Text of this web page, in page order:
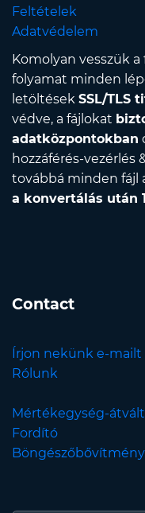
Feltételek
Adatvédelem
Komolyan vesszük
folyamat minden
letöltések SSL/TLS
védve, a fájlokat
adatközpontokban
hozzáférés-
továbbá minden
a konvertálás után
Contact
Írjon nekünk e-mailt
Rólunk
Mértékegység-
Fordító